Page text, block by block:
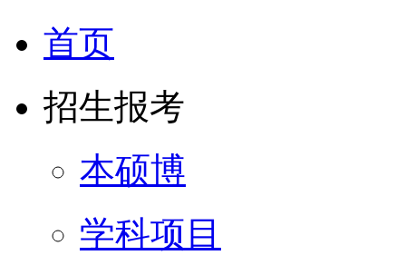
首页
招生报考
本硕博
学科项目